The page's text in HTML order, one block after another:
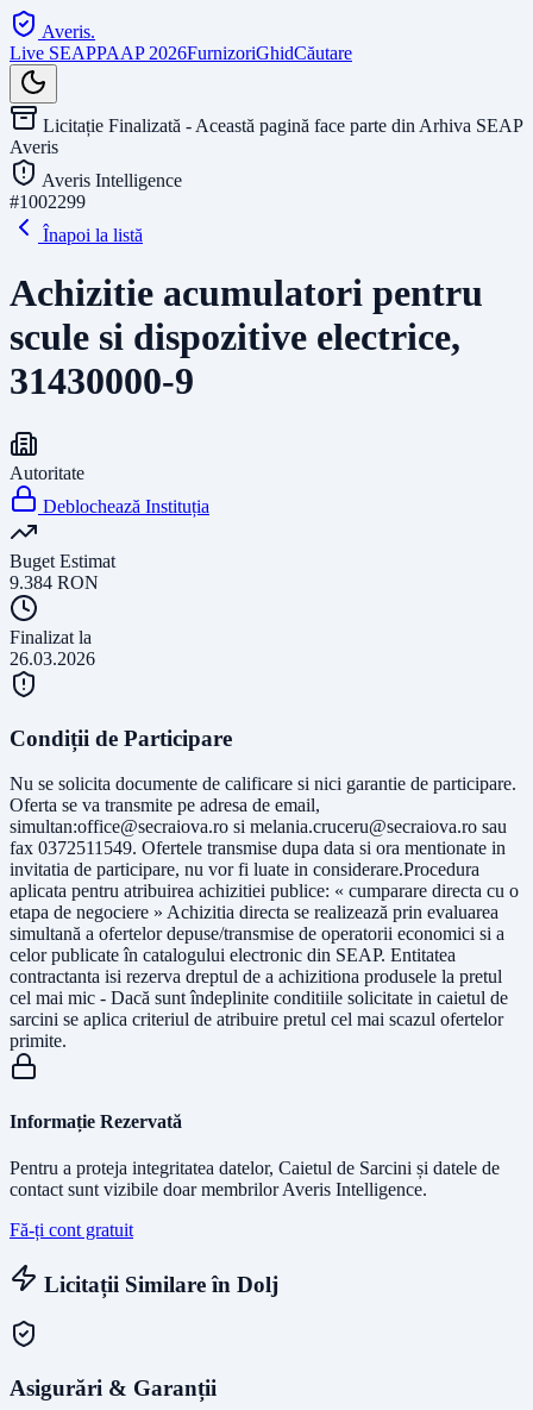
Averis.
Live SEAPPAAP 2026FurnizoriGhidCăutare
Licitație Finalizată - Această pagină face parte din Arhiva SEAP
Averis
Averis Intelligence
#1002299
Înapoi la listă
Achizitie acumulatori pentru
scule si dispozitive electrice,
31430000-9
Autoritate
Deblochează Instituția
Buget Estimat
9.384 RON
Finalizat la
26.03.2026
Condiții de Participare
Nu se solicita documente de calificare si nici garantie de participare.
Oferta se va transmite pe adresa de email,
simultan:office@secraiova.ro si melania.cruceru@secraiova.ro sau
fax 0372511549. Ofertele transmise dupa data si ora mentionate in
invitatia de participare, nu vor fi luate in considerare.Procedura
aplicata pentru atribuirea achizitiei publice: « cumparare directa cu o
etapa de negociere » Achizitia directa se realizează prin evaluarea
simultană a ofertelor depuse/transmise de operatorii economici si a
celor publicate în catalogului electronic din SEAP. Entitatea
contractanta isi rezerva dreptul de a achizitiona produsele la pretul
cel mai mic - Dacă sunt îndeplinite conditiile solicitate in caietul de
sarcini se aplica criteriul de atribuire pretul cel mai scazul ofertelor
primite.
Informație Rezervată
Pentru a proteja integritatea datelor, Caietul de Sarcini și datele de
contact sunt vizibile doar membrilor Averis Intelligence.
Fă-ți cont gratuit
Licitații Similare în Dolj
Asigurări & Garanții